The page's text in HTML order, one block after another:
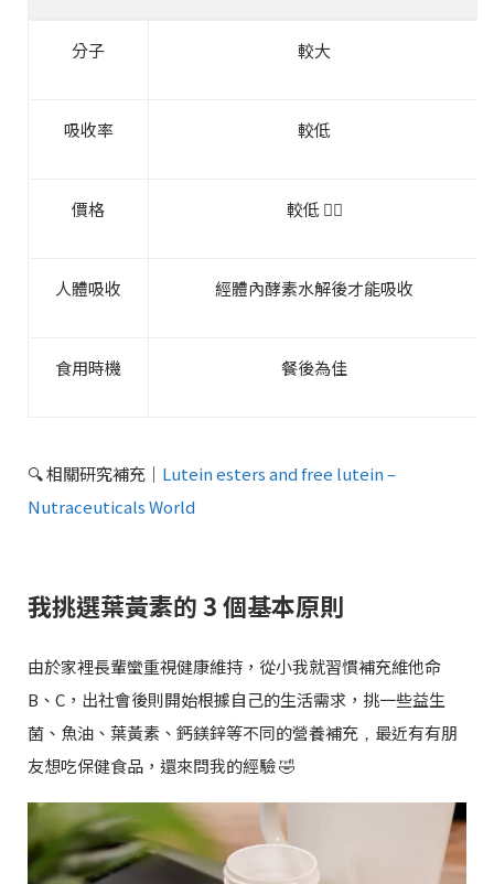
分子 較大
吸收率 較低
價格 較低 👍🏻
人體吸收 經體內酵素水解後才能吸收
食用時機 餐後為佳
🔍 相關研究補充｜ Lutein esters and free lutein –
Nutraceuticals World
我挑選葉黃素的 3 個基本原則
由於家裡長輩蠻重視健康維持，從小我就習慣補充維他命
B、C，出社會後則開始根據自己的生活需求，挑一些益生
菌、魚油、葉黃素、鈣鎂鋅等不同的營養補充 ， 最近有有朋
友想吃保健食品，還來問我的經驗 🤣